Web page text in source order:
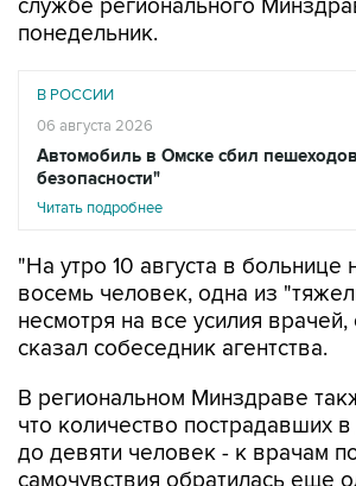
В РОССИИ
Автомобиль в Омске сбил пешеходов
безопасности"
Читать подробнее
"На утро 10 августа в больнице
несмотря на все усилия врачей,
сказал собеседник агентства.
В региональном Минздраве
до девяти человек - к врачам
самочувствия обратилась еще
которая ранее отказалась от